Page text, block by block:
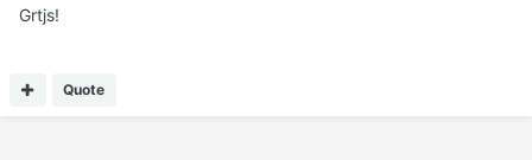
Grtjs!
Quote